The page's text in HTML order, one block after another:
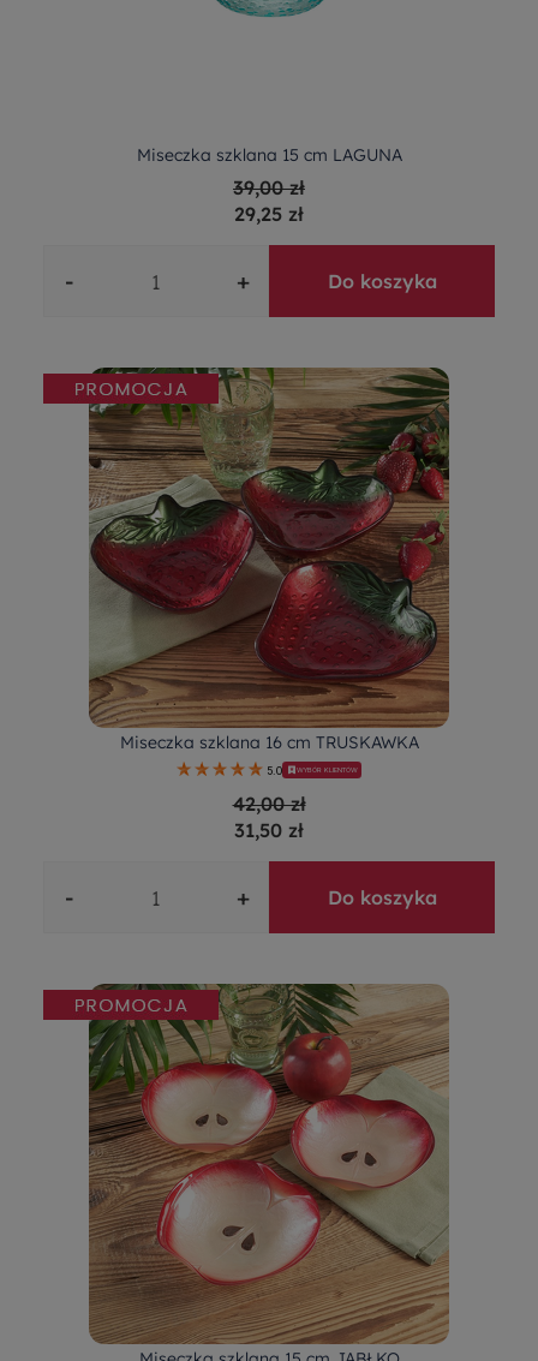
Miseczka szklana 15 cm LAGUNA
39,00 zł
29,25 zł
- + Do koszyka
Miseczka szklana 16 cm TRUSKAWKA
5.0 WYBÓR KLIENTÓW
42,00 zł
31,50 zł
- + Do koszyka